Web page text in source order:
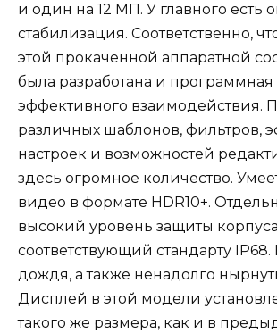
и один на 12 МП. У главного есть
стабилизация. Соответственно,
этой прокаченной аппаратной
была разработана и программная
эффективного взаимодействия.
различных шаблонов, фильтров,
настроек и возможностей
здесь огромное количество.
видео в формате HDR10+.
высокий уровень защиты
соответствующий стандарту IP68.
дождя, а также ненадолго
Дисплей в этой модели
такого же размера, как и в